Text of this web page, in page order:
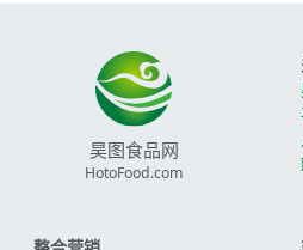
昊图食品网
HotoFood.com